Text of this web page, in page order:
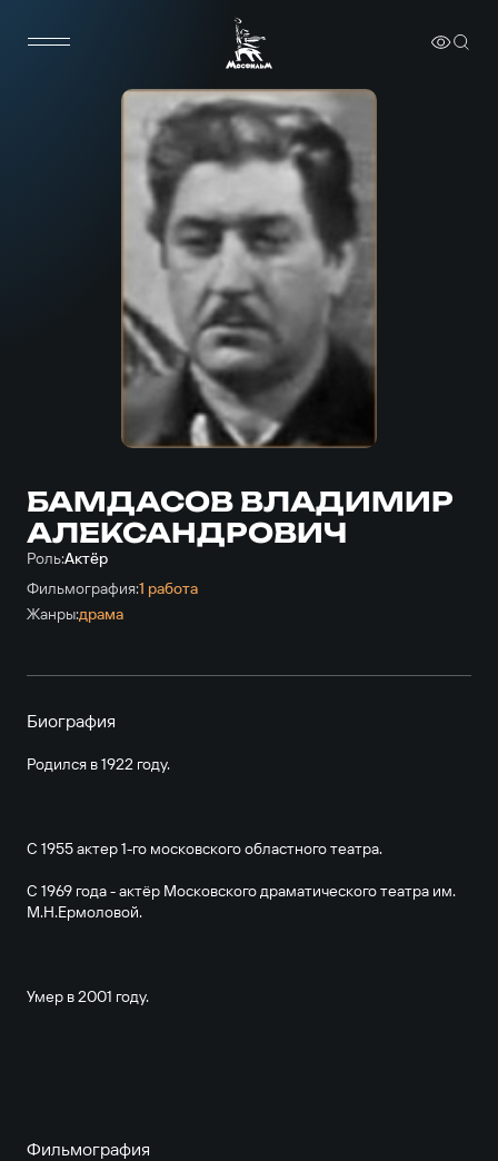
БАМДАСОВ ВЛАДИМИР
АЛЕКСАНДРОВИЧ
Роль:Актёр
Фильмография:1 работа
Жанры:драма
Биография
Родился в 1922 году.
С 1955 актер 1-го московского областного театра.
С 1969 года - актёр Московского драматического театра им.
М.Н.Ермоловой.
Умер в 2001 году.
Фильмография